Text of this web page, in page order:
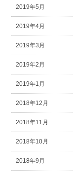
2019年5月
2019年4月
2019年3月
2019年2月
2019年1月
2018年12月
2018年11月
2018年10月
2018年9月